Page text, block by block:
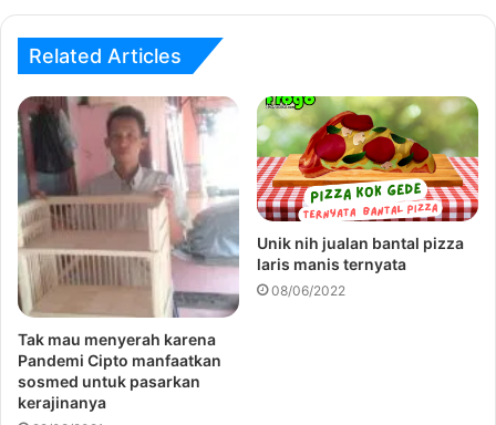
Related Articles
Tak mau menyerah karena
Pandemi Cipto manfaatkan
sosmed untuk pasarkan
kerajinanya
Unik nih jualan bantal pizza
laris manis ternyata
08/06/2022